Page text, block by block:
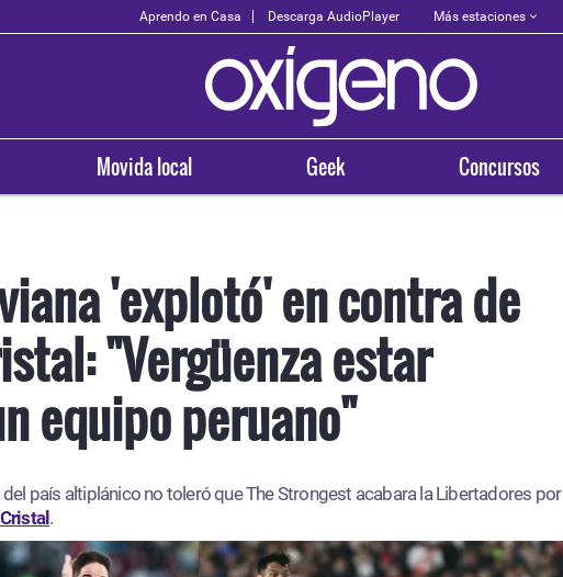
Aprendo en Casa Descarga AudioPlayer Más estaciones
Movida local Geek Concursos
'explotó' en contra de
"Vergüenza estar
equipo peruano"
país altiplánico no toleró que The Strongest acabara la Libertadores por
.
OXÍGENO EN TU CIUDAD
Arequipa
93.5 FM